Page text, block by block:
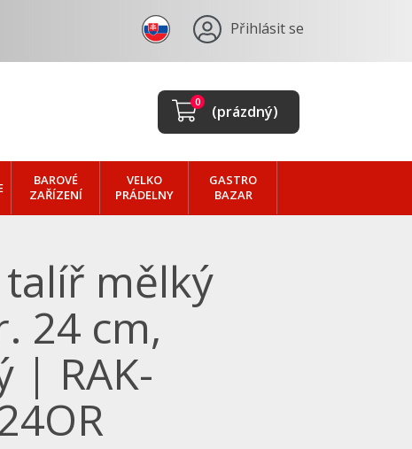
Přihlásit se
(prázdný)
0
BAROVÉ
ZAŘÍZENÍ
VELKO
PRÁDELNY
GASTRO
BAZAR
talíř mělký
24 cm,
| RAK-